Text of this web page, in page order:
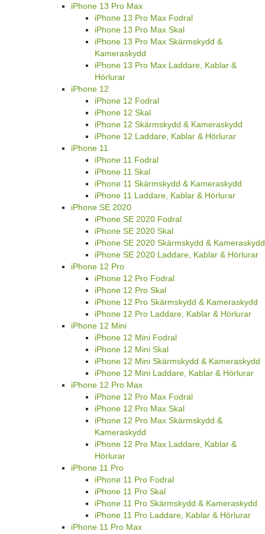
iPhone 13 Pro Max
iPhone 13 Pro Max Fodral
iPhone 13 Pro Max Skal
iPhone 13 Pro Max Skärmskydd &
Kameraskydd
iPhone 13 Pro Max Laddare, Kablar &
Hörlurar
iPhone 12
iPhone 12 Fodral
iPhone 12 Skal
iPhone 12 Skärmskydd & Kameraskydd
iPhone 12 Laddare, Kablar & Hörlurar
iPhone 11
iPhone 11 Fodral
iPhone 11 Skal
iPhone 11 Skärmskydd & Kameraskydd
iPhone 11 Laddare, Kablar & Hörlurar
iPhone SE 2020
iPhone SE 2020 Fodral
iPhone SE 2020 Skal
iPhone SE 2020 Skärmskydd & Kameraskydd
iPhone SE 2020 Laddare, Kablar & Hörlurar
iPhone 12 Pro
iPhone 12 Pro Fodral
iPhone 12 Pro Skal
iPhone 12 Pro Skärmskydd & Kameraskydd
iPhone 12 Pro Laddare, Kablar & Hörlurar
iPhone 12 Mini
iPhone 12 Mini Fodral
iPhone 12 Mini Skal
iPhone 12 Mini Skärmskydd & Kameraskydd
iPhone 12 Mini Laddare, Kablar & Hörlurar
iPhone 12 Pro Max
iPhone 12 Pro Max Fodral
iPhone 12 Pro Max Skal
iPhone 12 Pro Max Skärmskydd &
Kameraskydd
iPhone 12 Pro Max Laddare, Kablar &
Hörlurar
iPhone 11 Pro
iPhone 11 Pro Fodral
iPhone 11 Pro Skal
iPhone 11 Pro Skärmskydd & Kameraskydd
iPhone 11 Pro Laddare, Kablar & Hörlurar
iPhone 11 Pro Max